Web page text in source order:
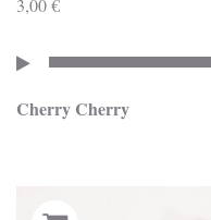
3,00 €
Cherry Cherry